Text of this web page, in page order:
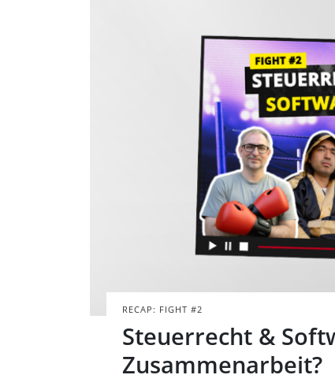
RECAP: FIGHT #2
Steuerrecht &
Zusammenarbeit?
Vier
einem Ring
BILD: